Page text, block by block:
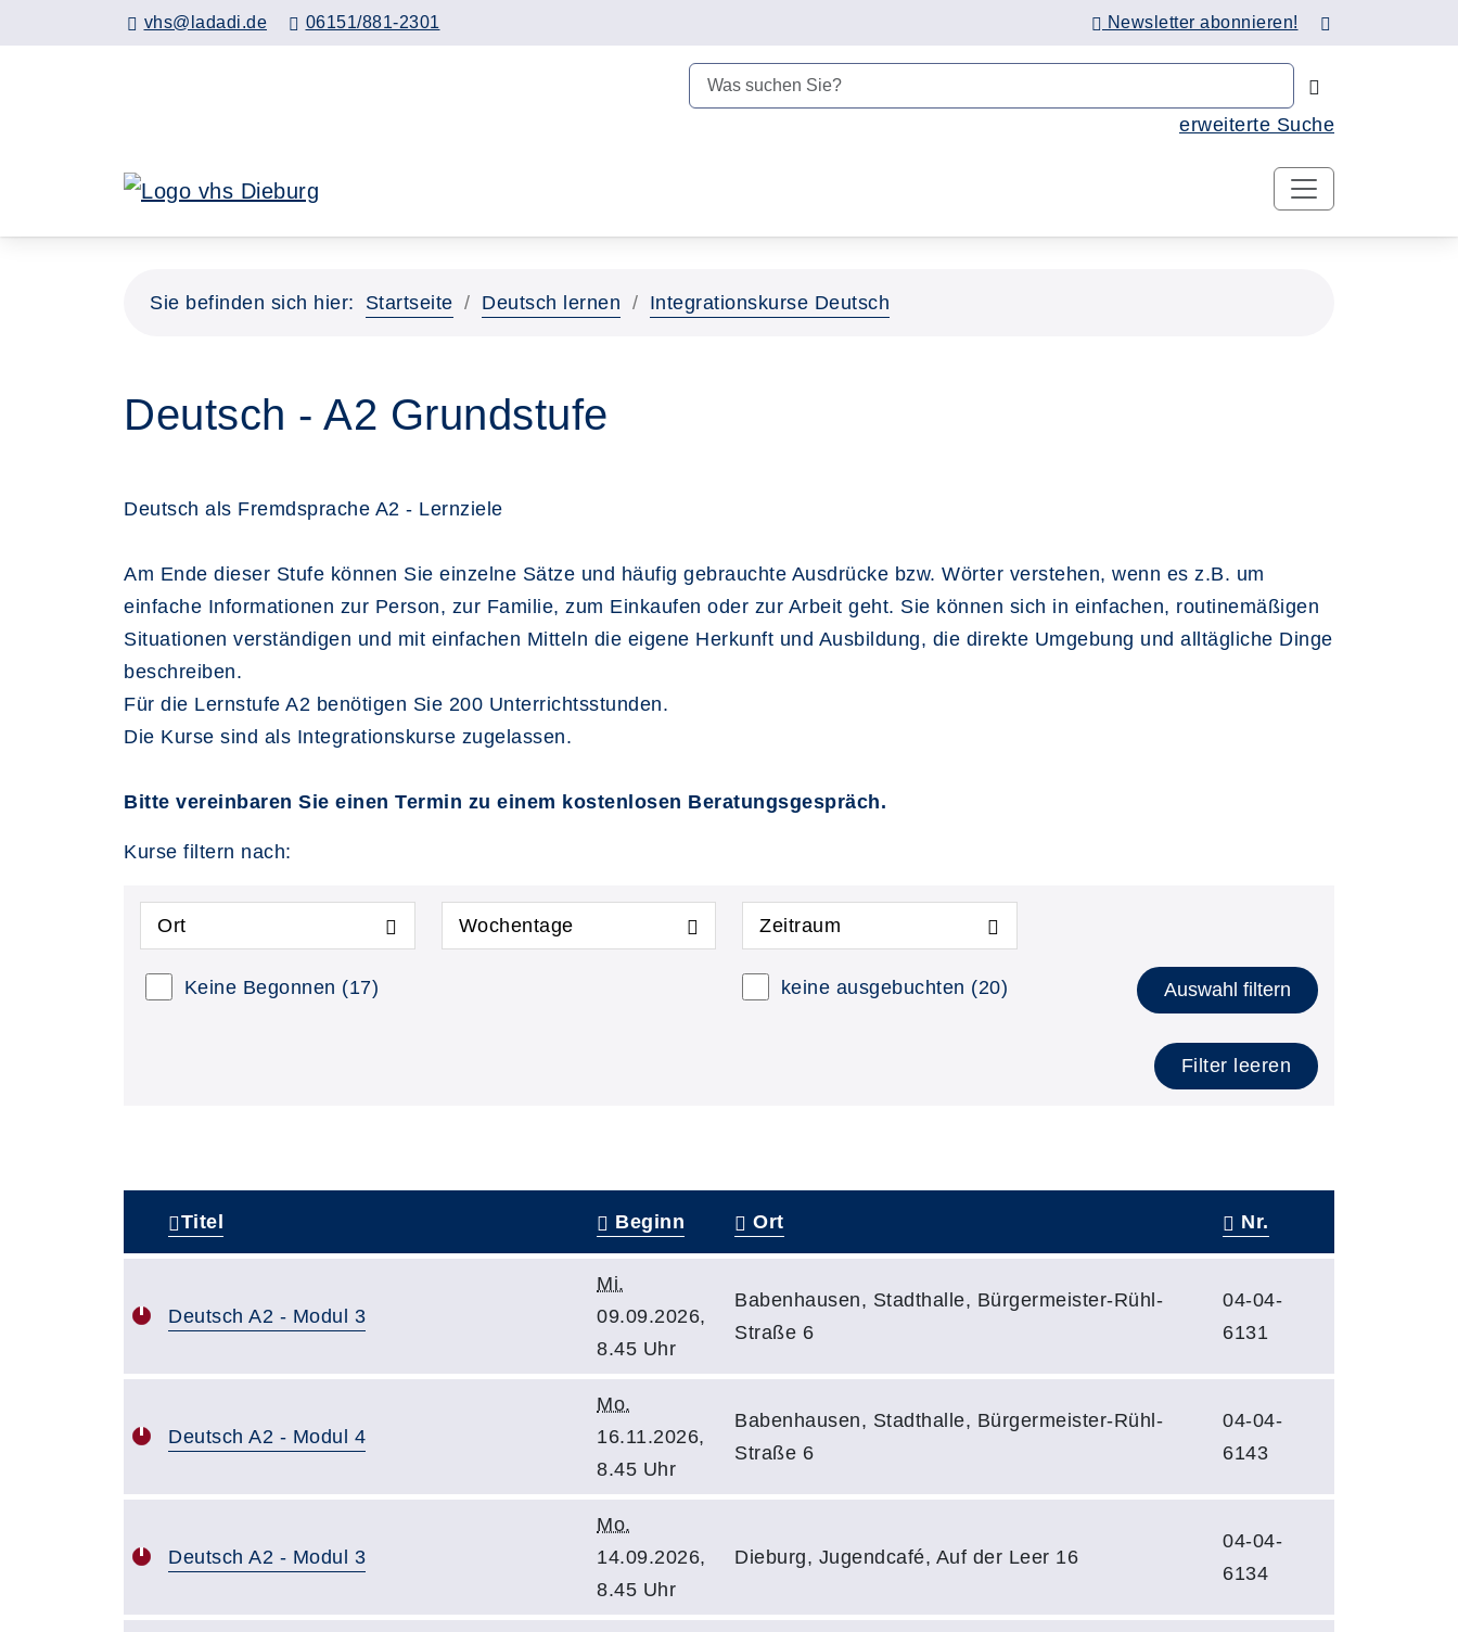
vhs@ladadi.de 06151/881-2301 Newsletter abonnieren!
erweiterte Suche
Hauptinhalt anspringen
Sie befinden sich hier: Startseite Deutsch lernen Integrationskurse Deutsch
Deutsch - A2 Grundstufe
Deutsch als Fremdsprache A2 - Lernziele
Am Ende dieser Stufe können Sie einzelne Sätze und häufig gebrauchte Ausdrücke bzw. Wörter verstehen, wenn es z.B. um
einfache Informationen zur Person, zur Familie, zum Einkaufen oder zur Arbeit geht. Sie können sich in einfachen, routinemäßigen
Situationen verständigen und mit einfachen Mitteln die eigene Herkunft und Ausbildung, die direkte Umgebung und alltägliche Dinge
beschreiben.
Für die Lernstufe A2 benötigen Sie 200 Unterrichtsstunden.
Die Kurse sind als Integrationskurse zugelassen.
Bitte vereinbaren Sie einen Termin zu einem kostenlosen Beratungsgespräch.
Kurse filtern nach:
Ort Wochentage Zeitraum
Keine Begonnen (17) keine ausgebuchten (20) Auswahl filtern
Filter leeren
Titel Beginn Ort Nr.
Deutsch A2 - Modul 3
Mi.
09.09.2026,
8.45 Uhr
Babenhausen, Stadthalle, Bürgermeister-Rühl-
Straße 6
04-04-
6131
Deutsch A2 - Modul 4
Mo.
16.11.2026,
8.45 Uhr
Babenhausen, Stadthalle, Bürgermeister-Rühl-
Straße 6
04-04-
6143
Deutsch A2 - Modul 3
Mo.
14.09.2026,
8.45 Uhr
Dieburg, Jugendcafé, Auf der Leer 16
04-04-
6134